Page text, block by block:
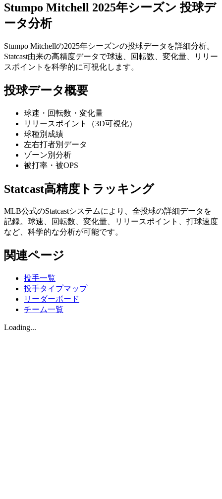
Stumpo Mitchell 2025年シーズン 投球デ
ータ分析
Stumpo Mitchellの2025年シーズンの投球データを詳細分析。
Statcast由来の高精度データで球速、回転数、変化量、リリー
スポイントを科学的に可視化します。
投球データ概要
球速・回転数・変化量
リリースポイント（3D可視化）
球種別成績
左右打者別データ
ゾーン別分析
被打率・被OPS
Statcast高精度トラッキング
MLB公式のStatcastシステムにより、全投球の詳細データを
記録。球速、回転数、変化量、リリースポイント、打球速度
など、科学的な分析が可能です。
関連ページ
投手一覧
投手タイプマップ
リーダーボード
チーム一覧
Loading...